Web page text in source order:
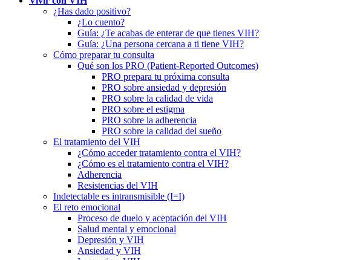
¿Has dado positivo?
¿Lo cuento?
Guía: ¿Te acabas de enterar de que tienes VIH?
Guía: ¿Una persona cercana a ti tiene VIH?
Cómo preparar tu consulta
Qué son los PRO (Patient-Reported Outcomes)
PRO prepara tu próxima consulta
PRO sobre ansiedad y depresión
PRO sobre la calidad de vida
PRO sobre el estigma
PRO sobre la adherencia
PRO sobre la calidad del sueño
El tratamiento del VIH
¿Cómo acceder tratamiento contra el VIH?
¿Cómo es el tratamiento contra el VIH?
Adherencia
Resistencias del VIH
Indetectable es intransmisible (I=I)
El reto emocional
Proceso de duelo y aceptación del VIH
Salud mental y emocional
Depresión y VIH
Ansiedad y VIH